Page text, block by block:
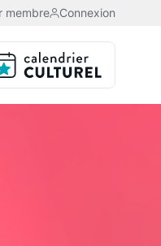
membre Connexion